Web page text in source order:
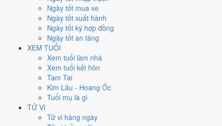
Ngày tốt mua xe
Ngày tốt xuất hành
Ngày tốt ký hợp đồng
Ngày tốt an táng
XEM TUỔI
Xem tuổi làm nhà
Xem tuổi kết hôn
Tam Tai
Kim Lâu - Hoang Ốc
Tuổi mụ là gì
TỬ VI
Tử vi hàng ngày
Tháng 7 âm năm 1981
Tiết Lập Thu
Bính Tý
Tân Dậu
Ngày Ất Sửu có TrựcChấp(ngày nắm giữ, bắt giữ) và gặp Sao